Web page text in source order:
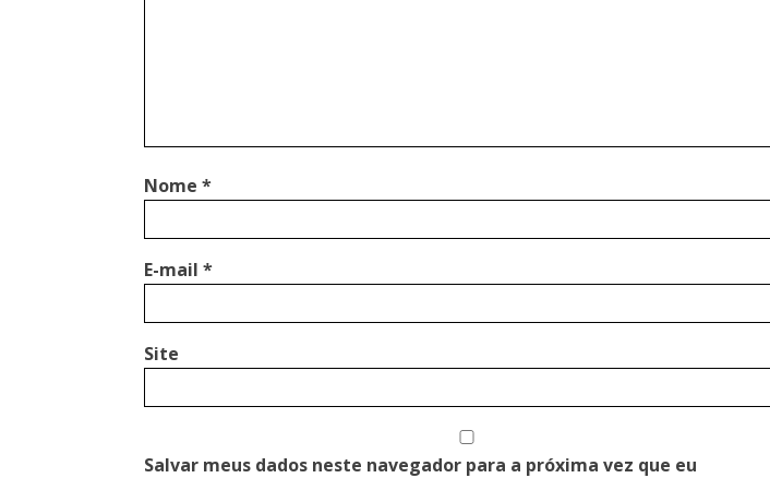
Nome *
E-mail *
Site
Salvar meus dados neste navegador para a próxima vez que eu